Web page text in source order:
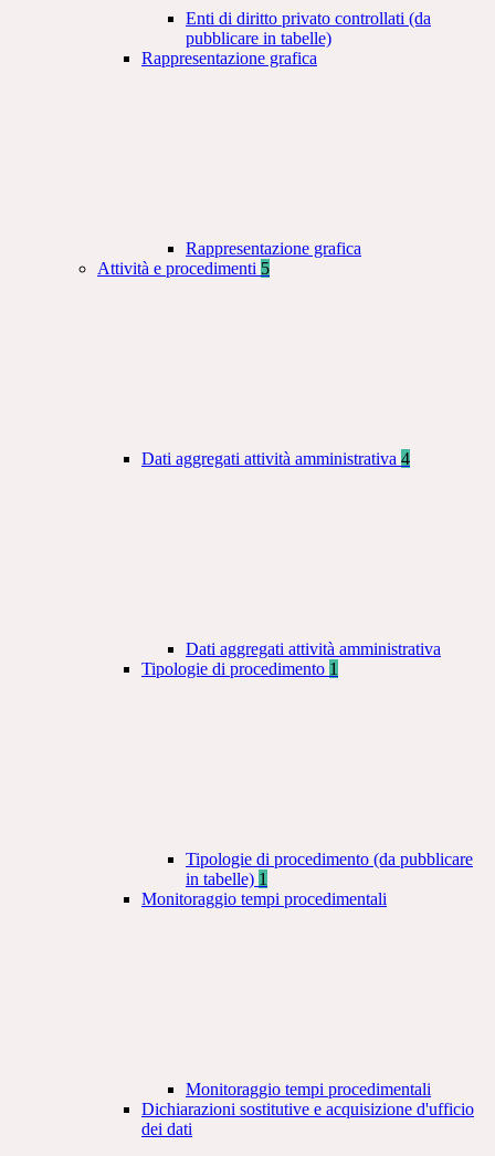
Enti di diritto privato controllati (da
pubblicare in tabelle)
Rappresentazione grafica
Rappresentazione grafica
Attività e procedimenti 5
Dati aggregati attività amministrativa 4
Dati aggregati attività amministrativa
Tipologie di procedimento 1
Tipologie di procedimento (da pubblicare
in tabelle) 1
Monitoraggio tempi procedimentali
Monitoraggio tempi procedimentali
Dichiarazioni sostitutive e acquisizione d'ufficio
dei dati